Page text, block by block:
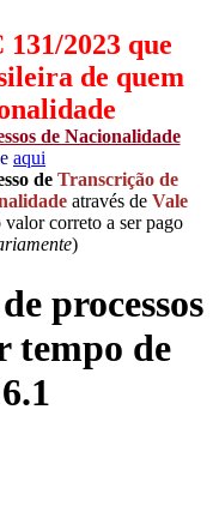
2023 que
de quem
de Nacionalidade
aqui
de Transcrição de
através de Vale
valor correto a ser pago
)
processos
tempo de